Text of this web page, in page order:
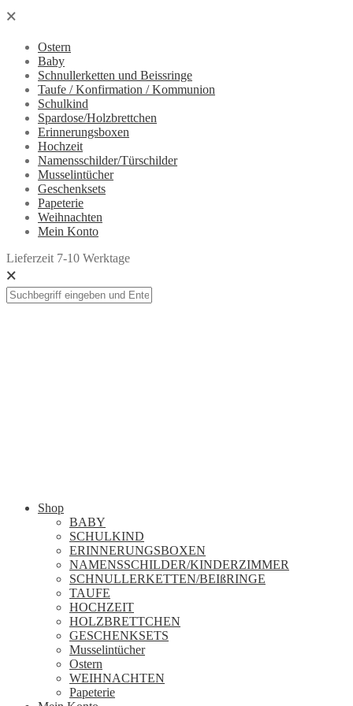
🗙
Ostern
Baby
Schnullerketten und Beissringe
Taufe / Konfirmation / Kommunion
Schulkind
Spardose/Holzbrettchen
Erinnerungsboxen
Hochzeit
Namensschilder/Türschilder
Musselintücher
Geschenksets
Papeterie
Weihnachten
Mein Konto
Lieferzeit 7-10 Werktage
🗙
Shop
BABY
SCHULKIND
ERINNERUNGSBOXEN
NAMENSSCHILDER/KINDERZIMMER
SCHNULLERKETTEN/BEIßRINGE
TAUFE
HOCHZEIT
HOLZBRETTCHEN
GESCHENKSETS
Musselintücher
Ostern
WEIHNACHTEN
Papeterie